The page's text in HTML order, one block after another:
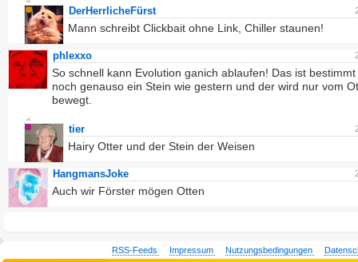
DerHerrlicheFürst
Mann schreibt Clickbait ohne Link, Chiller staunen!
phlexxo
So schnell kann Evolution ganich ablaufen! Das ist
noch genauso ein Stein wie gestern und der wird nur vom
bewegt.
tier
Hairy Otter und der Stein der Weisen
HangmansJoke
Auch wir Förster mögen Otten
RSS-Feeds Impressum Nutzungsbedingungen